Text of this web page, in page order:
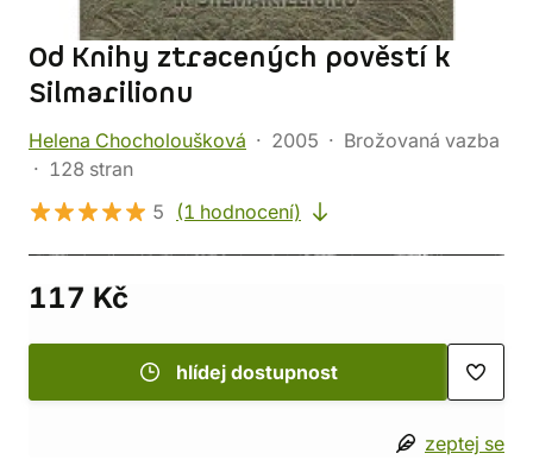
Od Knihy ztracených pověstí k
Silmarilionu
Helena Chocholoušková 2005
Brožovaná vazba
128 stran
5
(1 hodnocení)
117 Kč
hlídej dostupnost
zeptej se